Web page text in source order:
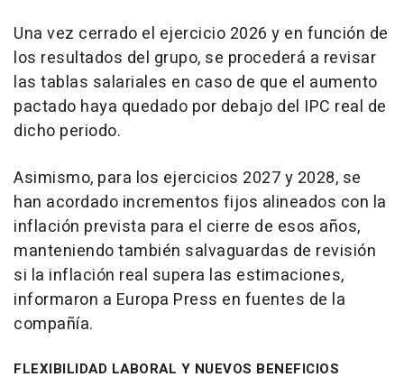
Una vez cerrado el ejercicio 2026 y en función de
los resultados del grupo, se procederá a revisar
las tablas salariales en caso de que el aumento
pactado haya quedado por debajo del IPC real de
dicho periodo.
Asimismo, para los ejercicios 2027 y 2028, se
han acordado incrementos fijos alineados con la
inflación prevista para el cierre de esos años,
manteniendo también salvaguardas de revisión
si la inflación real supera las estimaciones,
informaron a Europa Press en fuentes de la
compañía.
FLEXIBILIDAD LABORAL Y NUEVOS BENEFICIOS